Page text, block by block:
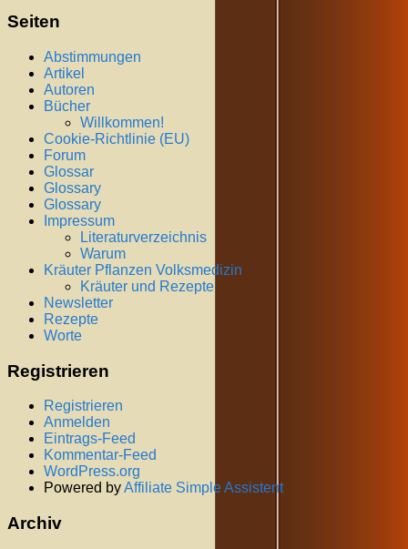
Seiten
Abstimmungen
Artikel
Autoren
Bücher
Willkommen!
Cookie-Richtlinie (EU)
Forum
Glossar
Glossary
Glossary
Impressum
Literaturverzeichnis
Warum
Kräuter Pflanzen Volksmedizin
Kräuter und Rezepte
Newsletter
Rezepte
Worte
Registrieren
Registrieren
Anmelden
Eintrags-Feed
Kommentar-Feed
WordPress.org
Powered byAffiliate Simple Assistent
Archiv